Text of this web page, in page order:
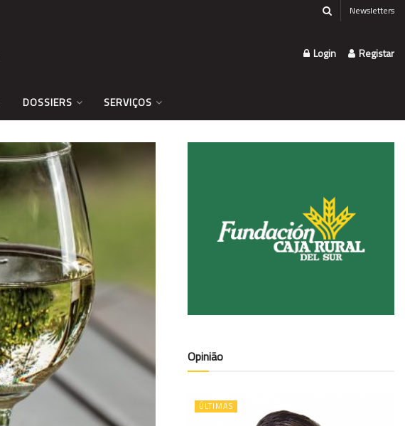
Newsletters
Login Registar
DOSSIERS SERVIÇOS
Opinião
ÚLTIMAS